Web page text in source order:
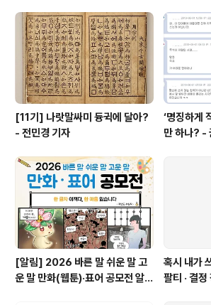
[11기] 나랏말싸미 듕귁에 달아?
- 전민경 기자
‘명징하게
만 하나? -
[알림] 2026 바른 말 쉬운 말 고
운 말 만화(웹툰)·표어 공모전 알림
혹시 내가
팔티 · 결정